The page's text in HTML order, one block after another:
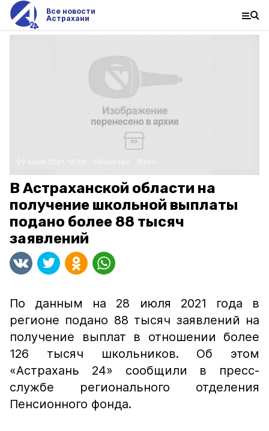
Все новости
Астрахани
В Астраханской области на
получение школьной выплаты
подано более 88 тысяч
заявлений
По данным на 28 июля 2021 года в
регионе подано 88 тысяч заявлений на
получение выплат в отношении более
126 тысяч школьников. Об этом
«Астрахань 24» сообщили в пресс-
службе регионального отделения
Пенсионного фонда.